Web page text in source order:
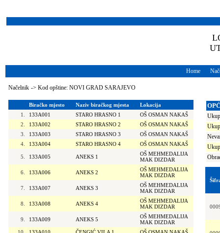
Home
Načelnik -> Kod opštine: NOVI GRAD SARAJEVO
Biračko mjesto Naziv biračkog mjesta
Lokacija
1.
133A001 STARO HRASNO 1
OŠ OSMAN NAKAŠ
2.
133A002 STARO HRASNO 2
OŠ OSMAN NAKAŠ
3.
133A003 STARO HRASNO 3
OŠ OSMAN NAKAŠ
4.
133A004 STARO HRASNO 4 OŠ OSMAN NAKAŠ
5. 133A005 ANEKS 1
OŠ MEHMEDALIJA
MAK DIZDAR
6. 133A006 ANEKS 2
OŠ MEHMEDALIJA
MAK DIZDAR
7. 133A007 ANEKS 3
OŠ MEHMEDALIJA
MAK DIZDAR
8. 133A008 ANEKS 4
OŠ MEHMEDALIJA
MAK DIZDAR
9. 133A009 ANEKS 5
OŠ MEHMEDALIJA
MAK DIZDAR